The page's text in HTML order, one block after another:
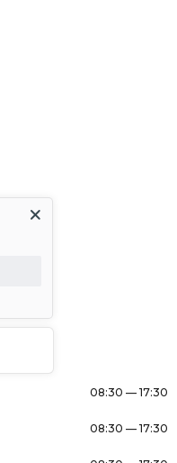
08:30 — 17:30
08:30 — 17:30